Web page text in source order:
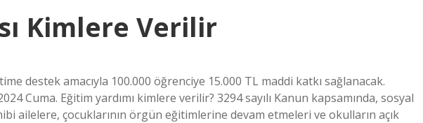
Kimlere Verilir
destek amacıyla 100.000 öğrenciye 15.000 TL maddi katkı sağlanacak.
Cuma. Eğitim yardımı kimlere verilir? 3294 sayılı Kanun kapsamında, sosyal
ailelere, çocuklarının örgün eğitimlerine devam etmeleri ve okulların açık